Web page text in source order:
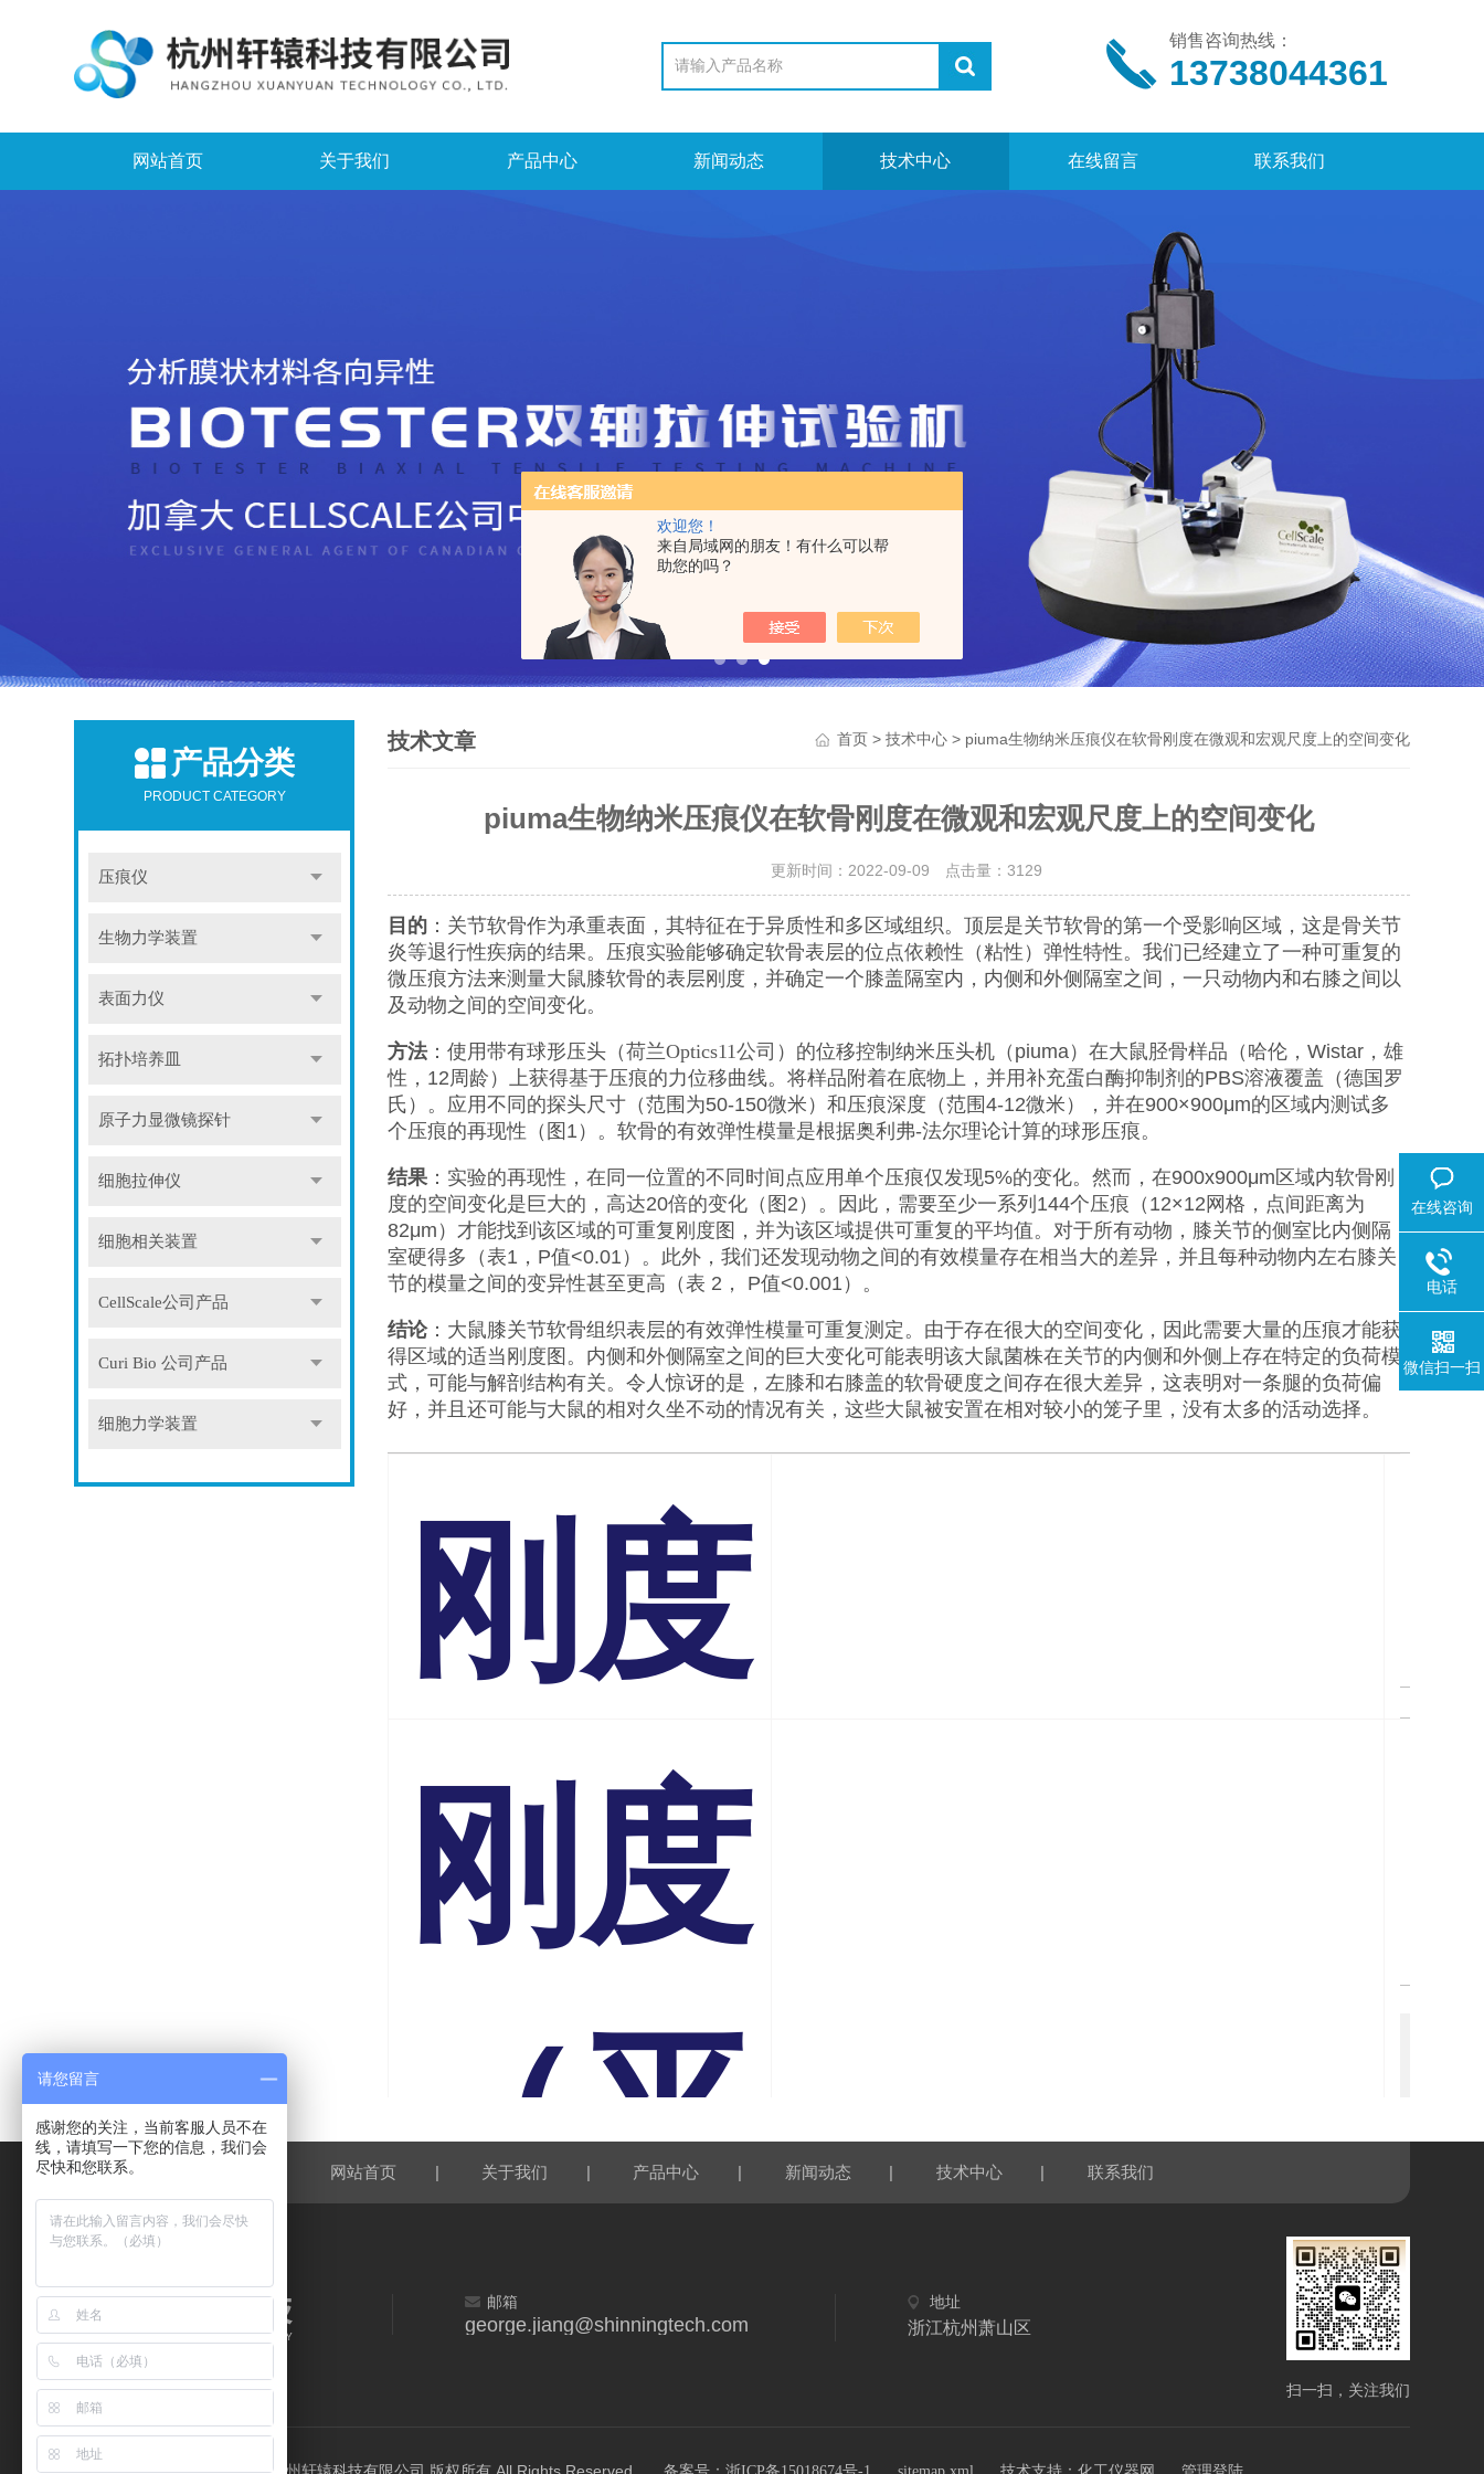
欢迎您！
来自局域网的朋友！有什么可以帮
助您的吗？
销售咨询热线：
13738044361
网站首页 关于我们 产品中心 新闻动态 技术中心 在线留言 联系我们
产品分类
PRODUCT CATEGORY
压痕仪
生物力学装置
表面力仪
拓扑培养皿
原子力显微镜探针
细胞拉伸仪
细胞相关装置
CellScale公司产品
Curi Bio 公司产品
细胞力学装置
技术文章 首页> 技术中心> piuma生物纳米压痕仪在软骨刚度在微观和宏观尺度上的空间变化
piuma生物纳米压痕仪在软骨刚度在微观和宏观尺度上的空间变化
更新时间：2022-09-09 点击量：3129
目的 ：关节软骨作为承重表面，其特征在于异质性和多区域组织。顶层是关节软骨的第一个受影响区域，这是骨关节
炎等退行性疾病的结果。压痕实验能够确定软骨表层的位点依赖性（粘性）弹性特性。我们已经建立了一种可重复的
微压痕方法来测量大鼠膝软骨的表层刚度，并确定一个膝盖隔室内，内侧和外侧隔室之间，一只动物内和右膝之间以
及动物之间的空间变化。
方法：使用带有球形压头（荷兰Optics11公司 ）的位移控制纳米压头机（piuma）在大鼠胫骨样品（哈伦，Wistar，雄
性，12周龄）上获得基于压痕的力位移曲线。将样品附着在底物上，并用补充蛋白酶抑制剂的PBS溶液覆盖（德国罗
氏）。应用不同的探头尺寸（范围为50-150微米）和压痕深度（范围4-12微米），并在900×900μm的区域内测试多
个压痕的再现性（图1）。软骨的有效弹性模量是根据奥利弗-法尔理论计算的球形压痕。
结果：实验的再现性，在同一位置的不同时间点应用单个压痕仅发现5%的变化。然而，在900x900μm区域内软骨刚
度的空间变化是巨大的，高达20倍的变化（图2）。因此，需要至少一系列144个压痕（12×12网格，点间距离为
82μm）才能找到该区域的可重复刚度图，并为该区域提供可重复的平均值。对于所有动物，膝关节的侧室比内侧隔
室硬得多（表1，P值<0.01）。此外，我们还发现动物之间的有效模量存在相当大的差异，并且每种动物内左右膝关
节的模量之间的变异性甚至更高（表 2， P值<0.001）。
结论：大鼠膝关节软骨组织表层的有效弹性模量可重复测定。由于存在很大的空间变化，因此需要大量的压痕才能获
得区域的适当刚度图。内侧和外侧隔室之间的巨大变化可能表明该大鼠菌株在关节的内侧和外侧上存在特定的负荷模
式，可能与解剖结构有关。令人惊讶的是，左膝和右膝盖的软骨硬度之间存在很大差异，这表明对一条腿的负荷偏
好，并且还可能与大鼠的相对久坐不动的情况有关，这些大鼠被安置在相对较小的笼子里，没有太多的活动选择。
刚度
（平
均
±标
示例 1
在新标签页中打开表
刚度
（平
均
在新标签页中打开表
UniVert拉伸压缩试验机基于膀胱表面表示和生物力学分析
双轴拉伸机在制造用于仿生心脏瓣膜置换的生物混合支架的应用
网站首页 | 关于我们 | 产品中心 | 新闻动态 | 技术中心 | 联系我们
邮箱
george.jiang@shinningtech.com
地址
浙江杭州萧山区
扫一扫，关注我们
在线咨询
电话
微信扫一扫
请您留言
感谢您的关注，当前客服人员不在
线，请填写一下您的信息，我们会
尽快和您联系。